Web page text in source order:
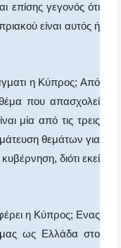
επίσης γεγονός ότι
είναι αυτός ή
η Κύπρος; Από
που απασχολεί
μία από τις τρεις
θεμάτων για
διότι εκεί
η Κύπρος; Ενας
μας ως Ελλάδα στο